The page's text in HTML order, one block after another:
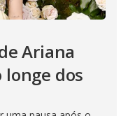
Ariana
longe dos